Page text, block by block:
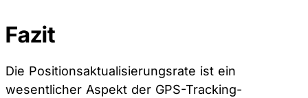
Fazit
Die Positionsaktualisierungsrate ist ein
wesentlicher Aspekt der GPS-Tracking-